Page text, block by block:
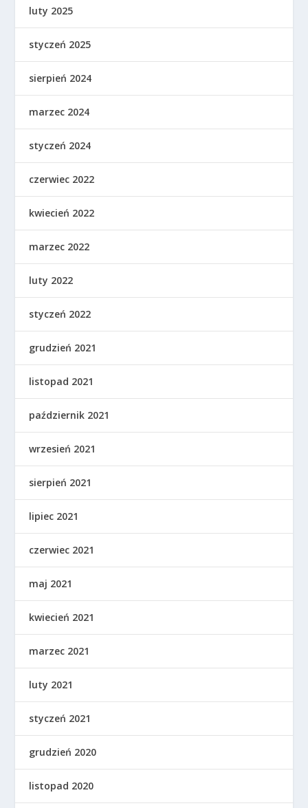
luty 2025
styczeń 2025
sierpień 2024
marzec 2024
styczeń 2024
czerwiec 2022
kwiecień 2022
marzec 2022
luty 2022
styczeń 2022
grudzień 2021
listopad 2021
październik 2021
wrzesień 2021
sierpień 2021
lipiec 2021
czerwiec 2021
maj 2021
kwiecień 2021
marzec 2021
luty 2021
styczeń 2021
grudzień 2020
listopad 2020